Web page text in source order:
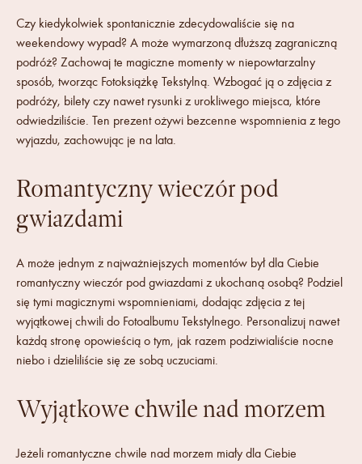
Czy kiedykolwiek spontanicznie zdecydowaliście się na
weekendowy wypad? A może wymarzoną dłuższą zagraniczną
podróż? Zachowaj te magiczne momenty w niepowtarzalny
sposób, tworząc Fotoksiążkę Tekstylną. Wzbogać ją o zdjęcia z
podróży, bilety czy nawet rysunki z urokliwego miejsca, które
odwiedziliście. Ten prezent ożywi bezcenne wspomnienia z tego
wyjazdu, zachowując je na lata.
Romantyczny wieczór pod
gwiazdami
A może jednym z najważniejszych momentów był dla Ciebie
romantyczny wieczór pod gwiazdami z ukochaną osobą? Podziel
się tymi magicznymi wspomnieniami, dodając zdjęcia z tej
wyjątkowej chwili do Fotoalbumu Tekstylnego. Personalizuj nawet
każdą stronę opowieścią o tym, jak razem podziwialiście nocne
niebo i dzieliliście się ze sobą uczuciami.
Wyjątkowe chwile nad morzem
Jeżeli romantyczne chwile nad morzem miały dla Ciebie